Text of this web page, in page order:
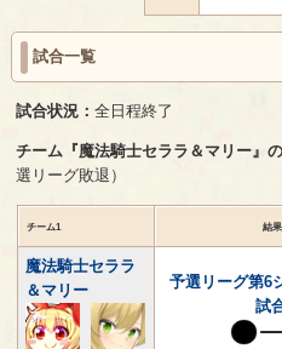
試合一覧
試合状況：全日程終了
チーム『魔法騎士セララ＆マリー』
選リーグ敗退）
チーム1 結果
魔法騎士セララ
＆マリー
予選リーグ第6
試